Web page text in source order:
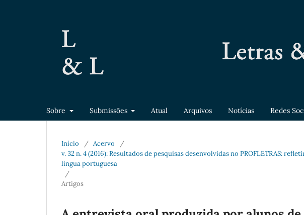
Sobre Submissões Atual Arquivos Notícias Redes
Início / Acervo
/
v. 32 n. 4 (2016): Resultados de pesquisas desenvolvidas no PROFLETRAS:
língua portuguesa
/
Artigos